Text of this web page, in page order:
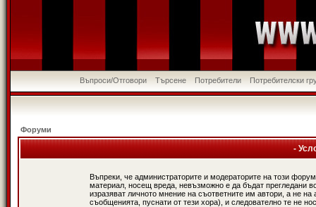
Въпроси/Отговори Търсене Потребители Потребителски
Форуми
-
Въпреки, че администраторите и модераторите на този
материал, носещ вреда, невъзможно е да бъдат прегледани
изразяват личното мнение на съответните им автори, а не
съобщенията, пуснати от тези хора), и следователно те не